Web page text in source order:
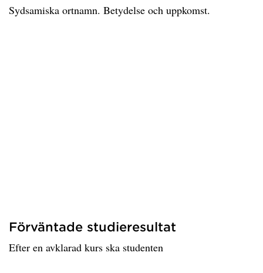
Sydsamiska ortnamn. Betydelse och uppkomst.
Förväntade studieresultat
Efter en avklarad kurs ska studenten